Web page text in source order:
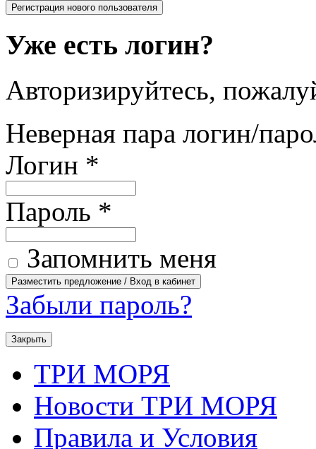
Уже есть логин?
Авторизируйтесь,
Неверная пара логин/
Логин *
Пароль *
Запомнить меня
Забыли пароль?
Закрыть
ТРИ МОРЯ
Новости ТРИ МОРЯ
Правила и Условия